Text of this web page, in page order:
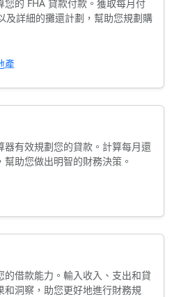
的 FHA 貸款付款。獲取每月付
及詳細的攤還計劃，幫助您規劃購
產
器有效規劃您的貸款。計算每月還
助您做出明智的財務決策。
借款能力。輸入收入、支出和貸
和洞察，助您更好地進行財務規